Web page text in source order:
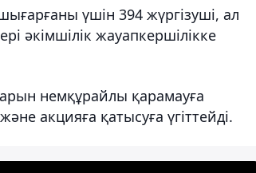
үшін 394 жүргізуші, ал
әкімшілік жауапкершілікке
немқұрайлы қарамауға
акцияға қатысуға үгіттейді.